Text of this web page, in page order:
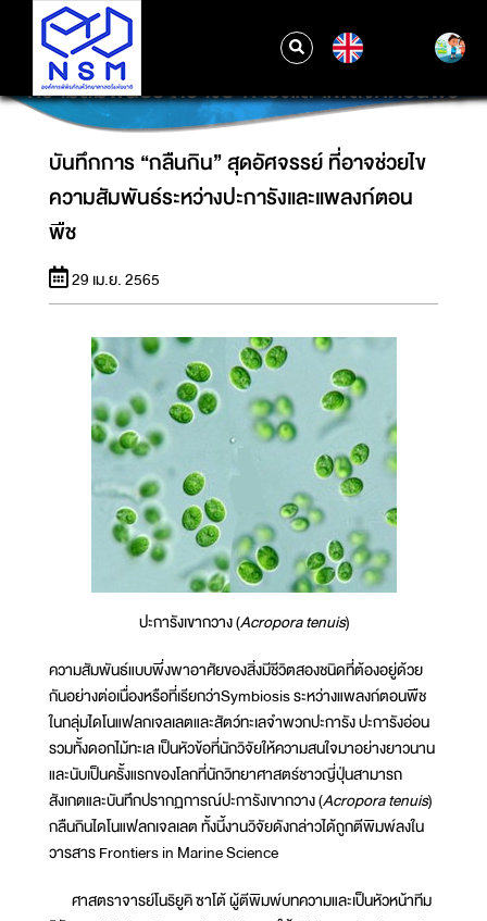
บันทึกการ “กลืนกิน” สุดอัศจรรย์ ที่อาจช่วยไข
ความสัมพันธ์ระหว่างปะการังและแพลงก์ตอนพืช
บันทึกการ “กลืนกิน” สุดอัศจรรย์ ที่อาจช่วยไข
ความสัมพันธ์ระหว่างปะการังและแพลงก์ตอน
พืช
29 เม.ย. 2565
ปะการังเขากวาง (Acropora tenuis)
ความสัมพันธ์แบบพึ่งพาอาศัยของสิ่งมีชีวิตสองชนิดที่ต้องอยู่ด้วย
กันอย่างต่อเนื่องหรือที่เรียกว่าSymbiosis ระหว่างแพลงก์ตอนพืช
ในกลุ่มไดโนแฟลกเจลเลตและสัตว์ทะเลจำพวกปะการัง ปะการังอ่อน
รวมทั้งดอกไม้ทะเล เป็นหัวข้อที่นักวิจัยให้ความสนใจมาอย่างยาวนาน
และนับเป็นครั้งแรกของโลกที่นักวิทยาศาสตร์ชาวญี่ปุ่นสามารถ
สังเกตและบันทึกปรากฏการณ์ปะการังเขากวาง (Acropora tenuis)
กลืนกินไดโนแฟลกเจลเลต ทั้งนี้งานวิจัยดังกล่าวได้ถูกตีพิมพ์ลงใน
วารสาร Frontiers in Marine Science
ศาสตราจารย์โนริยูคิ ซาโต้ ผู้ตีพิมพ์บทความและเป็นหัวหน้าทีม